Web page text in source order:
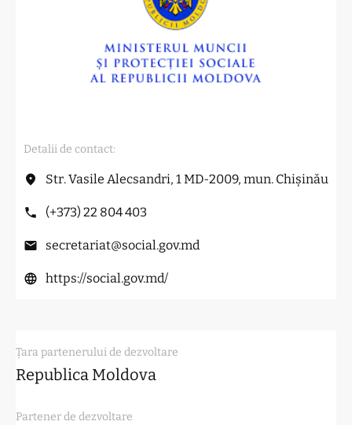
Detalii de contact:
Str. Vasile Alecsandri, 1 MD-2009, mun. Chișinău
(+373) 22 804 403
secretariat@social.gov.md
https://social.gov.md/
Țara partenerului de dezvoltare
Republica Moldova
Partener de dezvoltare